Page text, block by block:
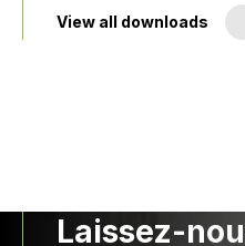
View all downloads
Laissez-